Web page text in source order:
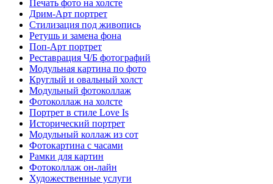
Печать фото на холсте
Дрим-Арт портрет
Стилизация под живопись
Ретушь и замена фона
Поп-Арт портрет
Реставрация Ч/Б фотографий
Модульная картина по фото
Круглый и овальный холст
Модульный фотоколлаж
Фотоколлаж на холсте
Портрет в стиле Love Is
Исторический портрет
Модульный коллаж из сот
Фотокартина с часами
Рамки для картин
Фотоколлаж он-лайн
Художественные услуги